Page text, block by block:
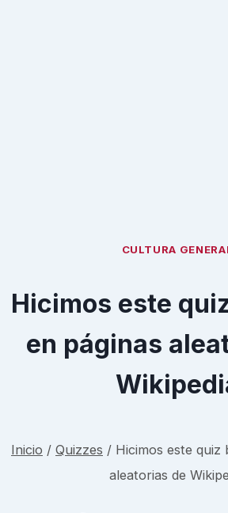
CULTURA
Hicimos este
en páginas
Inicio / Quizzes / Hicimos este quiz
aleatorias de